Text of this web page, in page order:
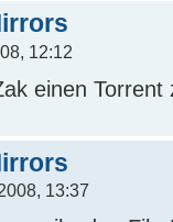
12:12
einen Torrent
13:37